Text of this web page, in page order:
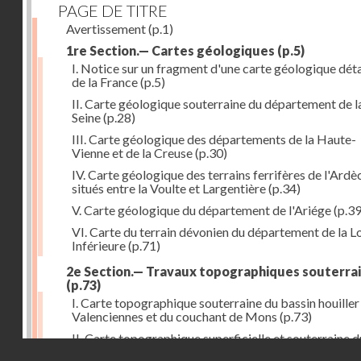
PAGE DE TITRE
Avertissement(p.1)
1re Section.— Cartes géologiques (p.5)
I. Notice sur un fragment d'une carte géologique
de la France(p.5)
II. Carte géologique souterraine du département de
Seine(p.28)
III. Carte géologique des départements de la Haute-
Vienne et de la Creuse(p.30)
IV. Carte géologique des terrains ferrifères de
situés entre la Voulte et Largentière(p.34)
V. Carte géologique du département de l'Ariége
VI. Carte du terrain dévonien du département de la
Inférieure(p.71)
2e Section.— Travaux topographiques
(p.73)
I. Carte topographique souterraine du bassin
Valenciennes et du couchant de Mons (p.73)
II. Carte topographique superficielle et souterraine